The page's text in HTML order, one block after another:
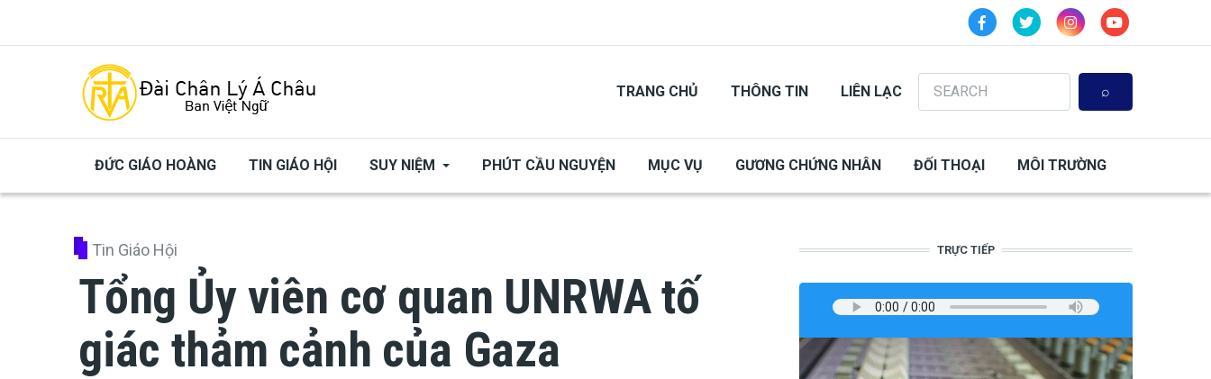
TRANG CHỦ THÔNG TIN LIÊN LẠC
Search
ĐỨC GIÁO HOÀNG TIN GIÁO HỘI SUY NIỆM PHÚT CẦU NGUYỆN MỤC VỤ GƯƠNG CHỨNG NHÂN ĐỐI THOẠI MÔI TRƯỜNG
Tin Giáo Hội
Tổng Ủy viên cơ quan UNRWA tố
giác thảm cảnh của Gaza
TRỰC TIẾP